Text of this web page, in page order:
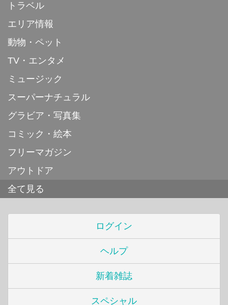
トラベル
エリア情報
動物・ペット
TV・エンタメ
ミュージック
スーパーナチュラル
グラビア・写真集
コミック・絵本
フリーマガジン
アウトドア
全て見る
ログイン
ヘルプ
新着雑誌
スペシャル